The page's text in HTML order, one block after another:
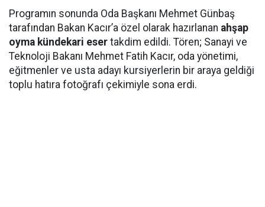
Programın sonunda Oda Başkanı Mehmet Günbaş
tarafından Bakan Kacır’a özel olarak hazırlanan ahşap
oyma kündekari eser takdim edildi. Tören; Sanayi ve
Teknoloji Bakanı Mehmet Fatih Kacır, oda yönetimi,
eğitmenler ve usta adayı kursiyerlerin bir araya geldiği
toplu hatıra fotoğrafı çekimiyle sona erdi.